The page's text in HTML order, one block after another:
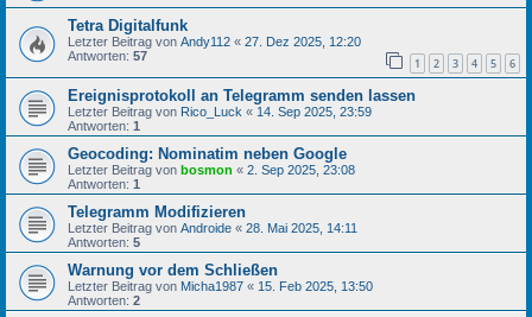
Tetra Digitalfunk
Letzter Beitrag von Andy112 « 27. Dez 2025, 12:20
Antworten: 57 1 2 3 4 5 6
Ereignisprotokoll an Telegramm senden lassen
Letzter Beitrag von Rico_Luck « 14. Sep 2025, 23:59
Antworten: 1
Geocoding: Nominatim neben Google
Letzter Beitrag von bosmon « 2. Sep 2025, 23:08
Antworten: 1
Telegramm Modifizieren
Letzter Beitrag von Androide « 28. Mai 2025, 14:11
Antworten: 5
Warnung vor dem Schließen
Letzter Beitrag von Micha1987 « 15. Feb 2025, 13:50
Antworten: 2